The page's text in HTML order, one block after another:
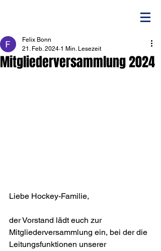
Mitgliederversammlung 2024
Felix Bonn
21. Feb. 2024 1 Min. Lesezeit
Liebe Hockey-Familie,
der Vorstand lädt euch zur
Mitgliederversammlung ein, bei der die
Leitungsfunktionen unserer